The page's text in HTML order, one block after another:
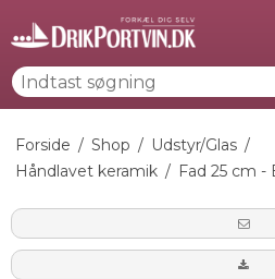
Forside / Shop / Udstyr/Glas /
Håndlavet keramik / Fad 25 cm -